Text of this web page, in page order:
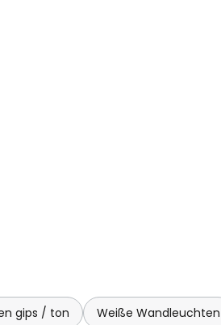
gips / ton Weiße Wandleuchten